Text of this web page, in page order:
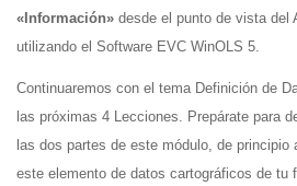
«Información» desde el punto de vista del
utilizando el Software EVC WinOLS 5.
Continuaremos con el tema Definición de
las próximas 4 Lecciones. Prepárate para
las dos partes de este módulo, de
este elemento de datos cartográficos de tu